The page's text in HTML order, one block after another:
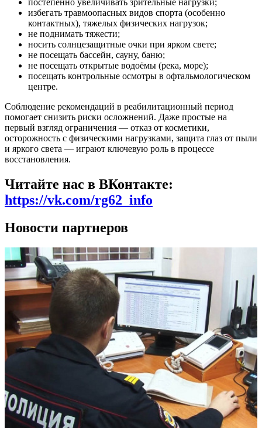
постепенно увеличивать зрительные нагрузки;
избегать травмоопасных видов спорта (особенно
контактных), тяжелых физических нагрузок;
не поднимать тяжести;
носить солнцезащитные очки при ярком свете;
не посещать бассейн, сауну, баню;
не посещать открытые водоёмы (река, море);
посещать контрольные осмотры в офтальмологическом
центре.
Соблюдение рекомендаций в реабилитационный период
помогает снизить риски осложнений. Даже простые на
первый взгляд ограничения — отказ от косметики,
осторожность с физическими нагрузками, защита глаз от пыли
и яркого света — играют ключевую роль в процессе
восстановления.
Читайте нас в ВКонтакте:
https://vk.com/rg62_info
Новости партнеров